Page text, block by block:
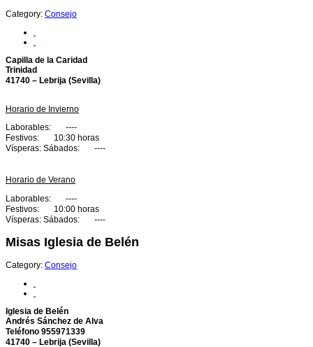
Category: Consejo
Capilla de la Caridad
Trinidad
41740 – Lebrija (Sevilla)
Horario de Invierno
Laborables: ----
Festivos: 10:30 horas
Vísperas: Sábados: ----
Horario de Verano
Laborables: ----
Festivos: 10:00 horas
Vísperas: Sábados: ----
Misas Iglesia de Belén
Category: Consejo
Iglesia de Belén
Andrés Sánchez de Alva
Teléfono 955971339
41740 – Lebrija (Sevilla)